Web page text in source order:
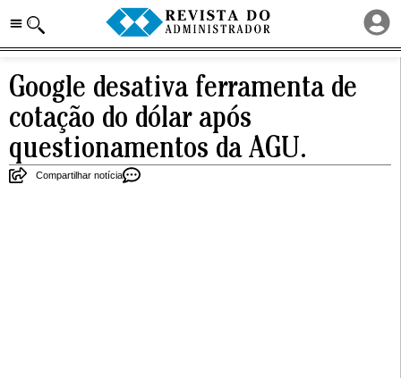
Google desativa ferramenta de
cotação do dólar após
questionamentos da AGU.
Compartilhar notícia